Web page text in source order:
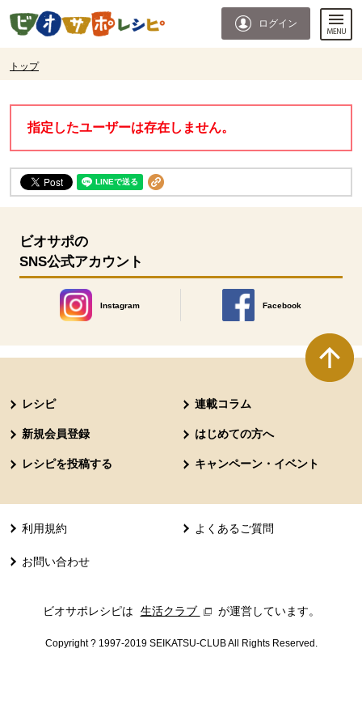
ページの先頭です。
ログイン
トップ
現在位置ここまで
指定したユーザーは存在しません。
ビオサポの
SNS公式アカウント
Instagram
別のウィンドウで開きます。
Facebook
別のウィンドウで開きます
レシピ 連載コラム
新規会員登録 はじめての方へ
レシピを投稿する キャンペーン・イベント
利用規約 よくあるご質問
お問い合わせ
ビオサポレシピは 生活クラブ 別のウィンドウで開きます。
が運営しています。
Copyright ? 1997-2019 SEIKATSU-CLUB All Rights Reserved.